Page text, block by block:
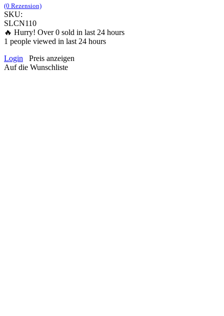
(0 Rezension)
SKU:
SLCN110
🔥 Hurry! Over0 sold in last 24 hours
1 people viewed in last 24 hours
Login
Preis anzeigen
Auf die Wunschliste